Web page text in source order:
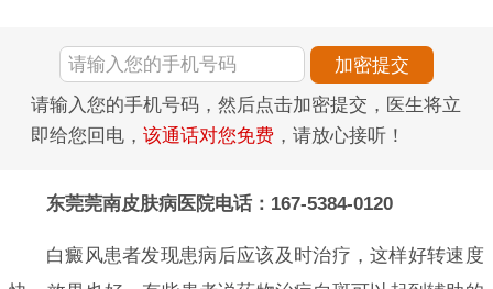
请输入您的手机号码，然后点击加密提交，医生将立
即给您回电， 该通话对您免费 ，请放心接听！
东莞莞南皮肤病医院电话：167-5384-0120
白癜风患者发现患病后应该及时治疗，这样好转速度